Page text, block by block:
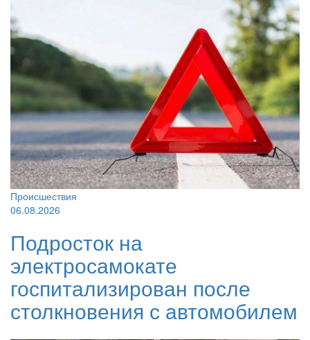
Происшествия
06.08.2026
Подросток на
электросамокате
госпитализирован после
столкновения с автомобилем